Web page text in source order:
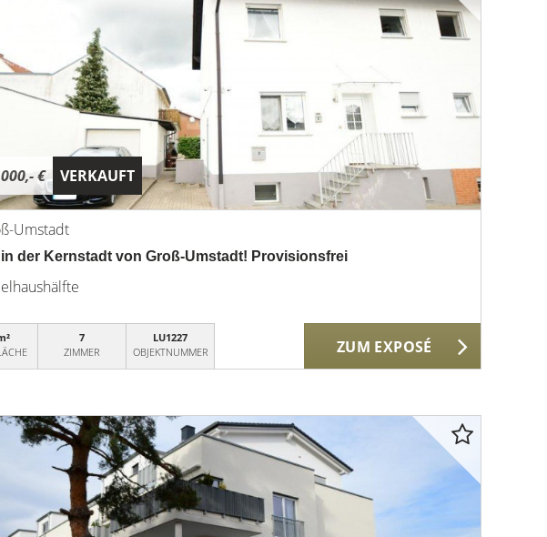
€ VERKAUFT
Umstadt
in der Kernstadt von Groß-Umstadt! Provisionsfrei
7
ZIMMER
LU1227
OBJEKTNUMMER
ZUM EXPOSÉ